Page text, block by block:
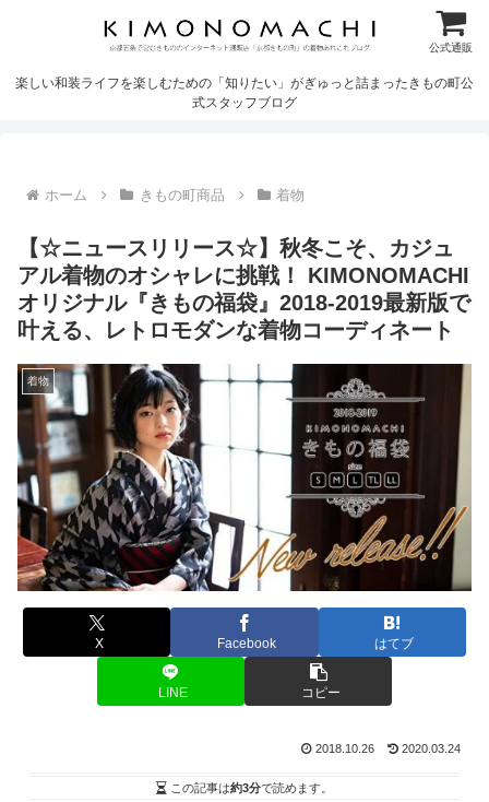
公式通販
楽しい和装ライフを楽しむための「知りたい」がぎゅっと詰まったきもの町公
式スタッフブログ
ホーム きもの町商品 着物
【☆ニュースリリース☆】秋冬こそ、カジュ
アル着物のオシャレに挑戦！ KIMONOMACHI
オリジナル『きもの福袋』2018-2019最新版で
叶える、レトロモダンな着物コーディネート
着物
X Facebook はてブ
LINE コピー
2018.10.26 2020.03.24
この記事は約3分で読めます。